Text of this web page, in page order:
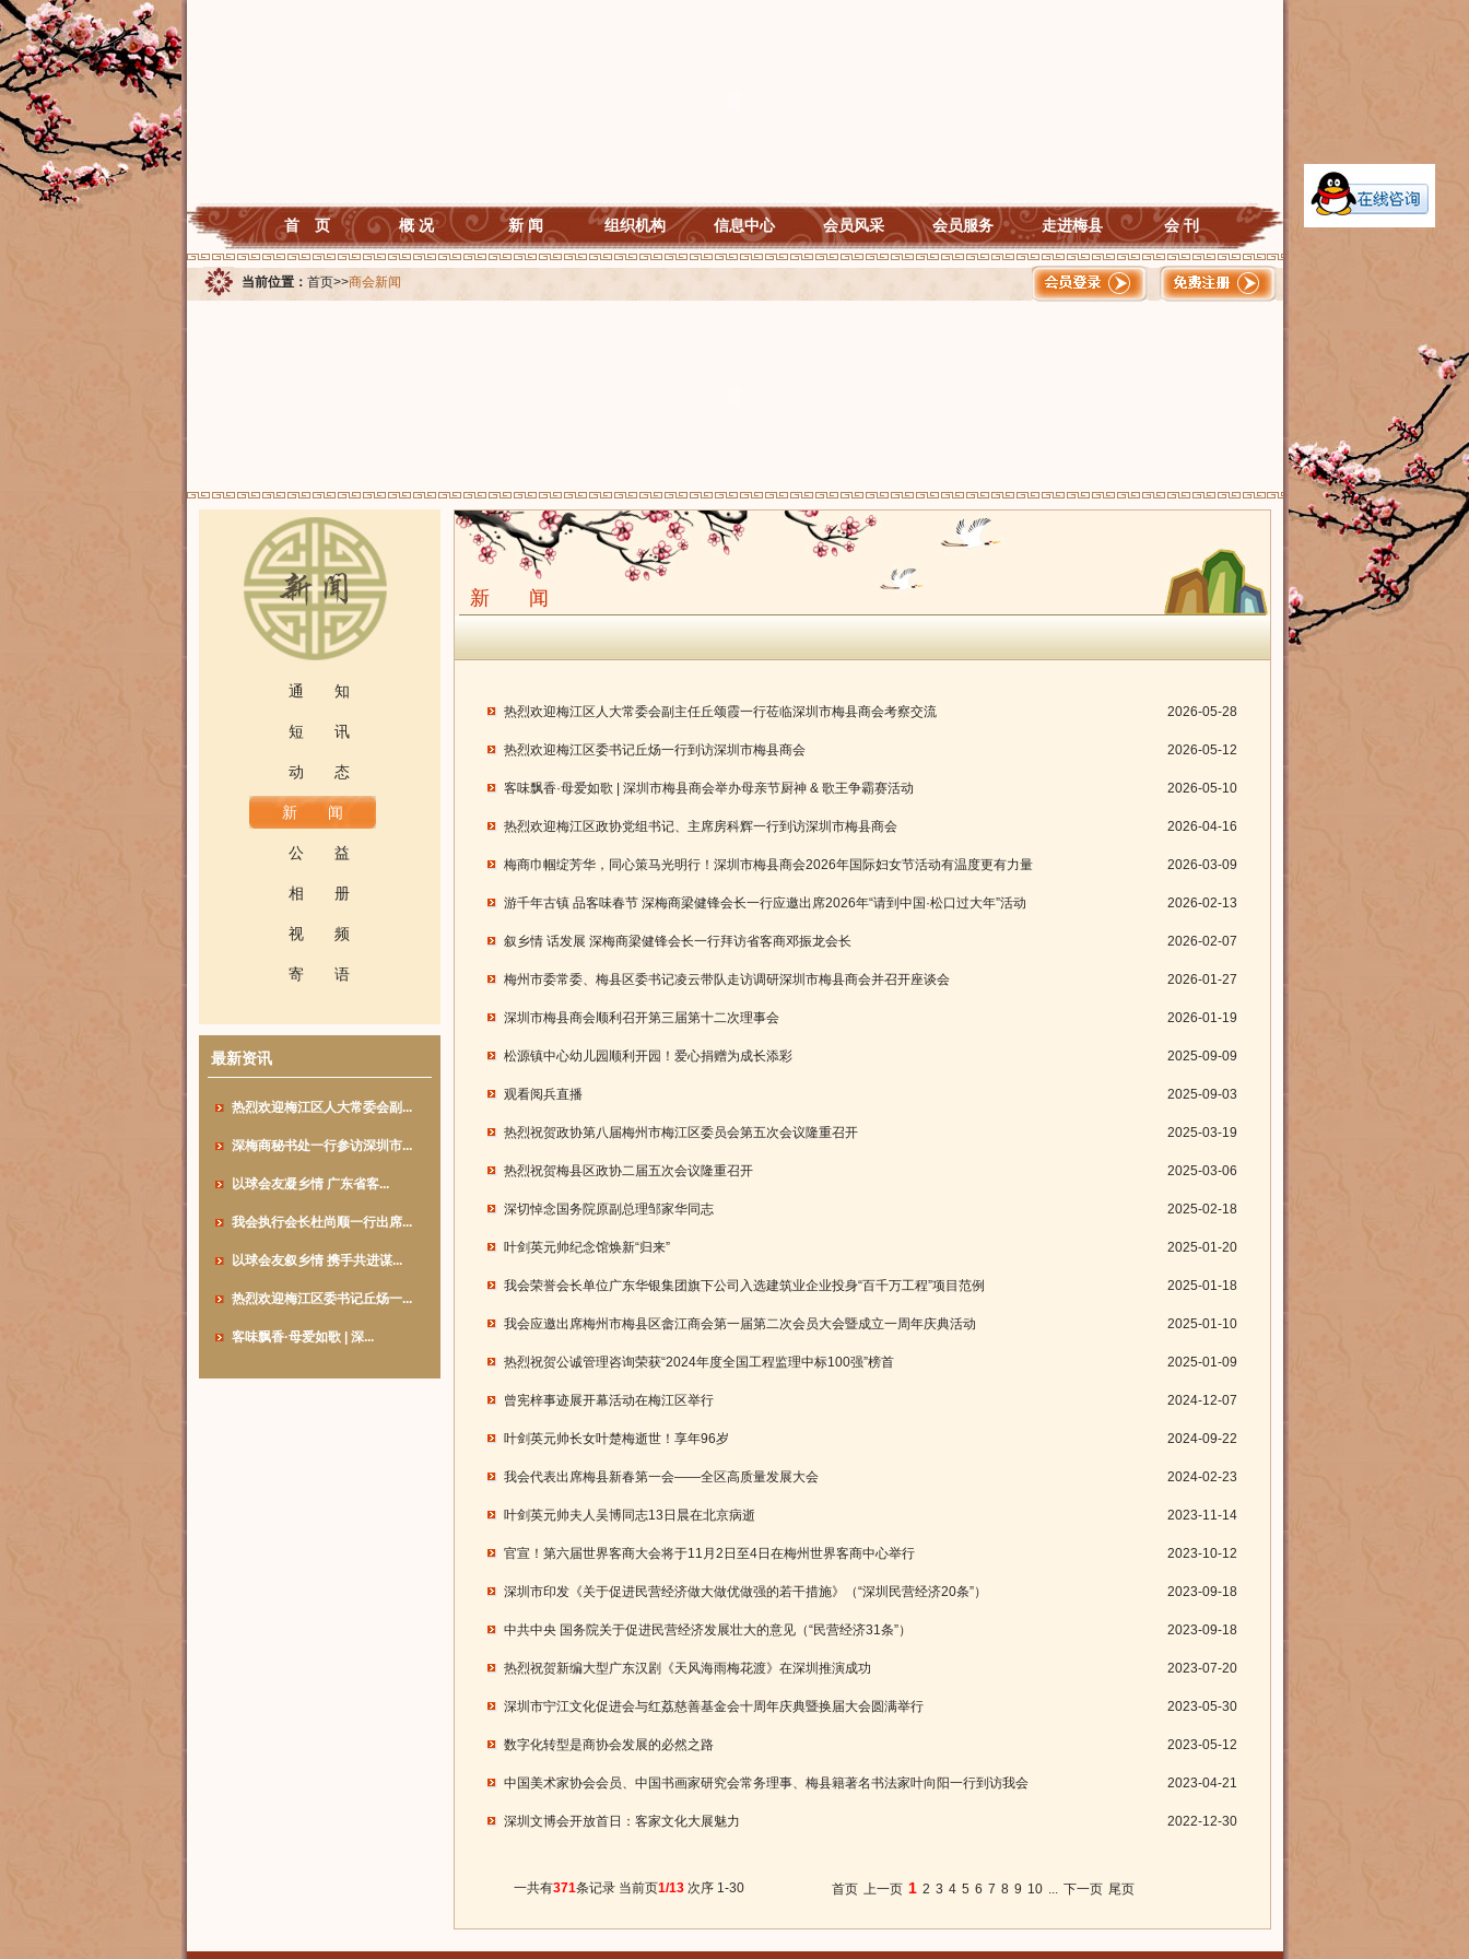
首 页 概 况 新 闻 组织机构 信息中心 会员风采 会员服务 走进梅县 会 刊
当前位置： 首页>>商会新闻
通 知
短 讯
动 态
新 闻
公 益
相 册
视 频
寄 语
最新资讯
热烈欢迎梅江区人大常委会副...
深梅商秘书处一行参访深圳市...
以球会友凝乡情 广东省客...
我会执行会长杜尚顺一行出席...
以球会友叙乡情 携手共进谋...
热烈欢迎梅江区委书记丘炀一...
客味飘香·母爱如歌 | 深...
新 闻
热烈欢迎梅江区人大常委会副主任丘颂霞一行莅临深圳市梅县商会考察交流 2026-05-28
热烈欢迎梅江区委书记丘炀一行到访深圳市梅县商会 2026-05-12
客味飘香·母爱如歌 | 深圳市梅县商会举办母亲节厨神 & 歌王争霸赛活动 2026-05-10
热烈欢迎梅江区政协党组书记、主席房科辉一行到访深圳市梅县商会 2026-04-16
梅商巾帼绽芳华，同心策马光明行！深圳市梅县商会2026年国际妇女节活动有温度更有力量 2026-03-09
游千年古镇 品客味春节 深梅商梁健锋会长一行应邀出席2026年“请到中国·松口过大年”活动 2026-02-13
叙乡情 话发展 深梅商梁健锋会长一行拜访省客商邓振龙会长 2026-02-07
梅州市委常委、梅县区委书记凌云带队走访调研深圳市梅县商会并召开座谈会 2026-01-27
深圳市梅县商会顺利召开第三届第十二次理事会 2026-01-19
松源镇中心幼儿园顺利开园！爱心捐赠为成长添彩 2025-09-09
观看阅兵直播 2025-09-03
热烈祝贺政协第八届梅州市梅江区委员会第五次会议隆重召开 2025-03-19
热烈祝贺梅县区政协二届五次会议隆重召开 2025-03-06
深切悼念国务院原副总理邹家华同志 2025-02-18
叶剑英元帅纪念馆焕新“归来” 2025-01-20
我会荣誉会长单位广东华银集团旗下公司入选建筑业企业投身“百千万工程”项目范例 2025-01-18
我会应邀出席梅州市梅县区畲江商会第一届第二次会员大会暨成立一周年庆典活动 2025-01-10
热烈祝贺公诚管理咨询荣获“2024年度全国工程监理中标100强”榜首 2025-01-09
曾宪梓事迹展开幕活动在梅江区举行 2024-12-07
叶剑英元帅长女叶楚梅逝世！享年96岁 2024-09-22
我会代表出席梅县新春第一会——全区高质量发展大会 2024-02-23
叶剑英元帅夫人吴博同志13日晨在北京病逝 2023-11-14
官宣！第六届世界客商大会将于11月2日至4日在梅州世界客商中心举行 2023-10-12
深圳市印发《关于促进民营经济做大做优做强的若干措施》（“深圳民营经济20条”） 2023-09-18
中共中央 国务院关于促进民营经济发展壮大的意见（“民营经济31条”） 2023-09-18
热烈祝贺新编大型广东汉剧《天风海雨梅花渡》在深圳推演成功 2023-07-20
深圳市宁江文化促进会与红荔慈善基金会十周年庆典暨换届大会圆满举行 2023-05-30
数字化转型是商协会发展的必然之路 2023-05-12
中国美术家协会会员、中国书画家研究会常务理事、梅县籍著名书法家叶向阳一行到访我会 2023-04-21
深圳文博会开放首日：客家文化大展魅力 2022-12-30
一共有371条记录 当前页1/13 次序 1-30 首页 上一页 1 2 3 4 5 6 7 8 9 10 ... 下一页 尾页